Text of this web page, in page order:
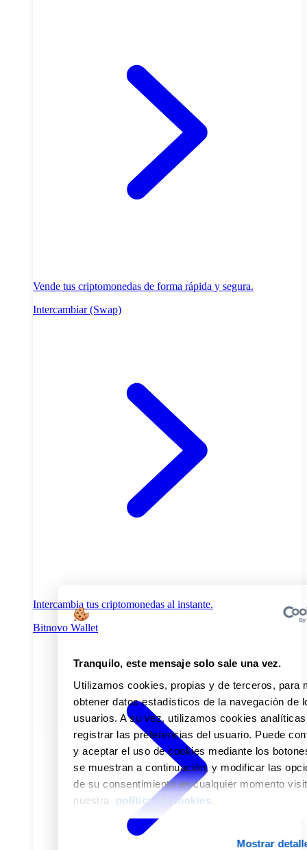
Tranquilo, este mensaje solo sale una vez.
Utilizamos cookies, propias y de terceros, para
obtener datos estadísticos de la navegación de
usuarios.A su vez, utilizamos cookies
registrar las preferencias del usuario. Puede
y aceptar el uso de cookies mediante los
se muestran a continuación, y modificar las
de su consentimiento en cualquier momento
nuestra política de cookies.
Mostrar
Vende tus criptomonedas de forma rápida y segura.
Intercambiar (Swap)
Intercambia tus criptomonedas al instante.
Bitnovo Wallet